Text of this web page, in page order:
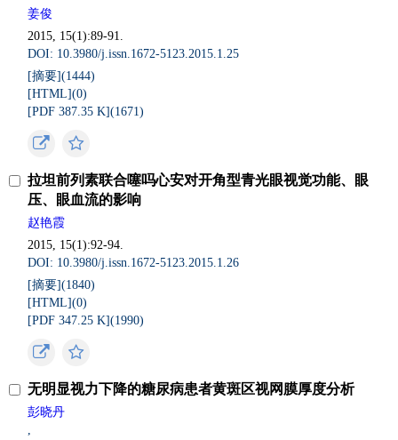
姜俊
2015, 15(1):89-91.
DOI: 10.3980/j.issn.1672-5123.2015.1.25
[摘要](1444)
[HTML](0)
[PDF 387.35 K](1671)
拉坦前列素联合噻吗心安对开角型青光眼视觉功能、眼
压、眼血流的影响
赵艳霞
2015, 15(1):92-94.
DOI: 10.3980/j.issn.1672-5123.2015.1.26
[摘要](1840)
[HTML](0)
[PDF 347.25 K](1990)
无明显视力下降的糖尿病患者黄斑区视网膜厚度分析
彭晓丹
,